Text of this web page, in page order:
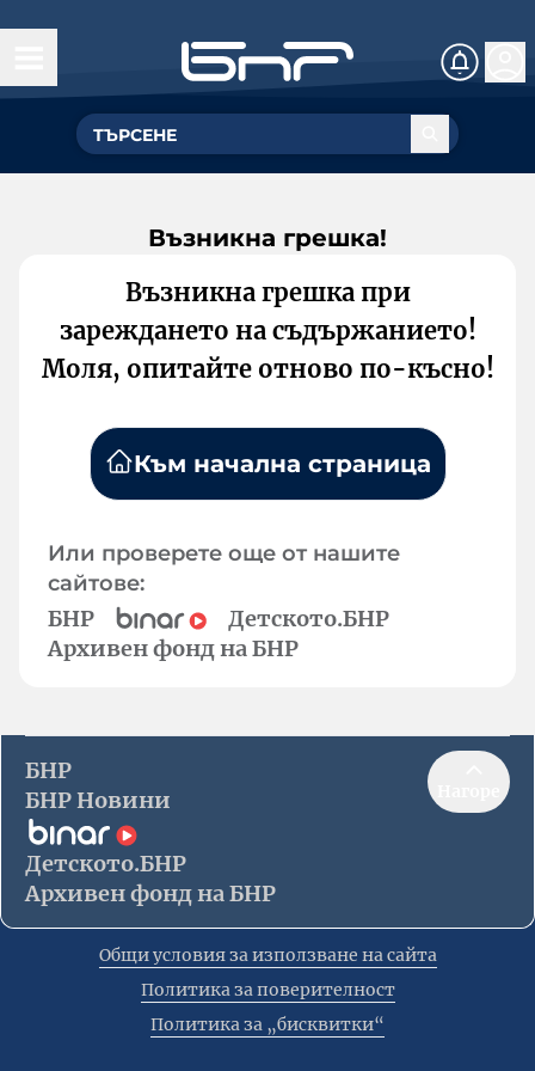
Възникна грешка!
Възникна грешка при
зареждането на съдържанието!
Моля, опитайте отново по-късно!
Към начална страница
Или проверете още от нашите
сайтове:
БНР
Детското.БНР
Архивен фонд на БНР
БНР
БНР Новини
Детското.БНР
Архивен фонд на БНР
Общи условия за използване на сайта
Политика за поверителност
Политика за „бисквитки“